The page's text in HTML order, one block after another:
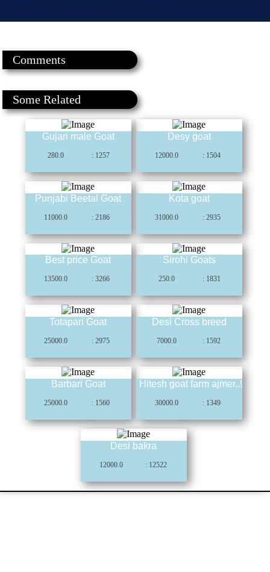
Comments
Some Related
Gujari male Goat
280.0 : 1257
Desy goat
12000.0 : 1504
Punjabi Beetal Goat
11000.0 : 2186
Kota goat
31000.0 : 2935
Best price Goat
13500.0 : 3266
Sirohi Goats
250.0 : 1831
Totapari Goat
25000.0 : 2975
Desi Cross breed
7000.0 : 1592
Barbari Goat
25000.0 : 1560
Hitesh goat farm
30000.0 : 1349
Desi bakra
12000.0 : 12522